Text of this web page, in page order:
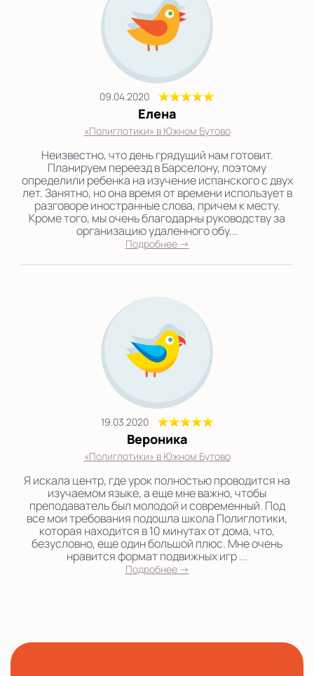
09.04.2020
Елена
«Полиглотики» в Южном Бутово
Неизвестно, что день грядущий нам готовит.
Планируем переезд в Барселону, поэтому
определили ребенка на изучение испанского с двух
лет. Занятно, но она время от времени использует в
разговоре иностранные слова, причем к месту.
Кроме того, мы очень благодарны руководству за
организацию удаленного обу...
Подробнее →
19.03.2020
Вероника
«Полиглотики» в Южном Бутово
Я искала центр, где урок полностью проводится на
изучаемом языке, а еще мне важно, чтобы
преподаватель был молодой и современный. Под
все мои требования подошла школа Полиглотики,
которая находится в 10 минутах от дома, что,
безусловно, еще один большой плюс. Мне очень
нравится формат подвижных игр ...
Подробнее →